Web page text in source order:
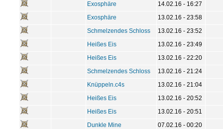
Exosphäre
14.02.16 - 16:27
Exosphäre
13.02.16 - 23:58
Schmelzendes Schloss
13.02.16 - 23:52
Heißes Eis
13.02.16 - 23:49
Heißes Eis
13.02.16 - 22:20
Schmelzendes Schloss
13.02.16 - 21:24
Knüppeln.c4s
13.02.16 - 21:04
Heißes Eis
13.02.16 - 20:52
Heißes Eis
13.02.16 - 20:51
Dunkle Mine
07.02.16 - 00:20